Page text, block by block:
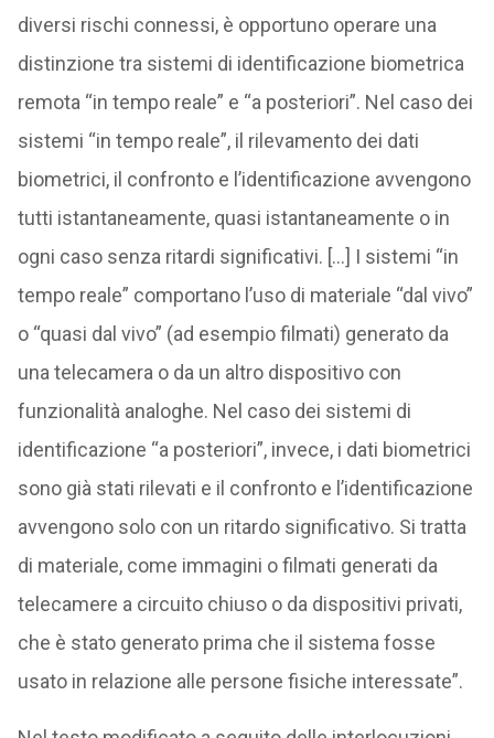
diversi rischi connessi, è opportuno operare una
distinzione tra sistemi di identificazione biometrica
remota “in tempo reale” e “a posteriori”. Nel caso dei
sistemi “in tempo reale”, il rilevamento dei dati
biometrici, il confronto e l’identificazione avvengono
tutti istantaneamente, quasi istantaneamente o in
ogni caso senza ritardi significativi. […] I sistemi “in
tempo reale” comportano l’uso di materiale “dal vivo”
o “quasi dal vivo” (ad esempio filmati) generato da
una telecamera o da un altro dispositivo con
funzionalità analoghe. Nel caso dei sistemi di
identificazione “a posteriori”, invece, i dati biometrici
sono già stati rilevati e il confronto e l’identificazione
avvengono solo con un ritardo significativo. Si tratta
di materiale, come immagini o filmati generati da
telecamere a circuito chiuso o da dispositivi privati,
che è stato generato prima che il sistema fosse
usato in relazione alle persone fisiche interessate”.